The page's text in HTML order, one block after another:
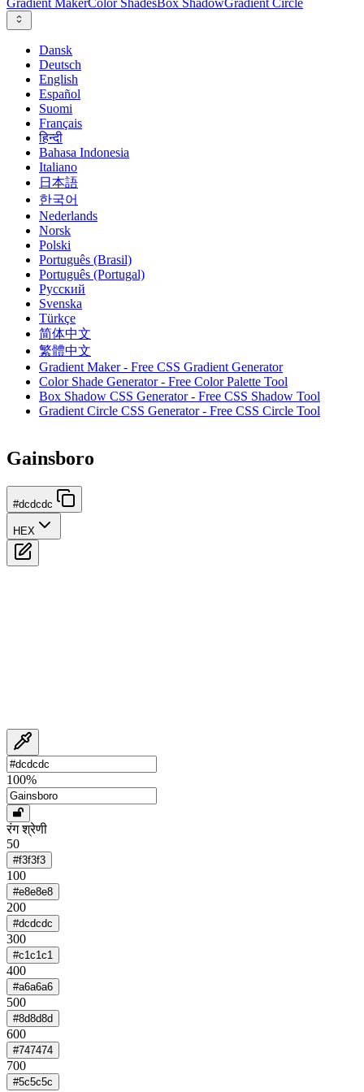
Gradient MakerColor ShadesBox ShadowGradient Circle
Dansk
Deutsch
English
Español
Suomi
Français
हिन्दी
Bahasa Indonesia
Italiano
日本語
한국어
Nederlands
Norsk
Polski
Português (Brasil)
Português (Portugal)
Русский
Svenska
Türkçe
简体中文
繁體中文
Gradient Maker - Free CSS Gradient Generator
Color Shade Generator - Free Color Palette Tool
Box Shadow CSS Generator - Free CSS Shadow Tool
Gradient Circle CSS Generator - Free CSS Circle Tool
Gainsboro
#dcdcdc
HEX
100%
रंग श्रेणी
50
#f3f3f3
100
#e8e8e8
200
#dcdcdc
300
#c1c1c1
400
#a6a6a6
500
#8d8d8d
600
#747474
700
#5c5c5c